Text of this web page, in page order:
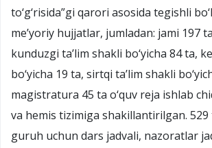
to‘g‘risida”gi qarori asosida tegishli
me’yoriy hujjatlar, jumladan: jami 197
kunduzgi ta’lim shakli bo‘yicha 84 ta,
bo‘yicha 19 ta, sirtqi ta’lim shakli
magistratura 45 ta o‘quv reja ishlab
va hemis tizimiga shakillantirilgan.
guruh uchun dars jadvali, nazoratlar